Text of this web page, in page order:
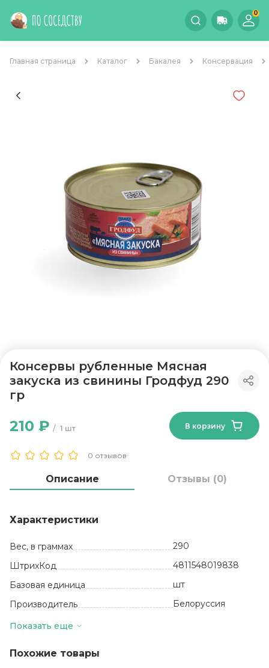
0
Главная страница Каталог Бакалея Консервация
Консервы рубленные Мясная
закуска из свинины Гродфуд 290
гр
0 отзывов
1 шт
210 ₽ В корзину
Описание Отзывы (0)
Характеристики
Вес, в граммах
290
ШтрихКод
4811548019838
Базовая единица
шт
Производитель
Белоруссия
Количество в упаковке
Температура хранения
Показать еще
Похожие товары